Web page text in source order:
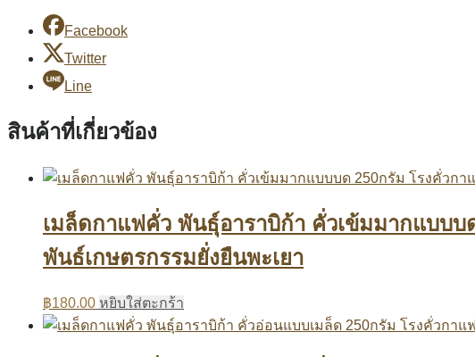
Facebook
Twitter
Line
สินค้าที่เกี่ยวข้อง
เมล็ดกาแฟคั่ว พันธุ์อาราบิก้า คั่วเข้มมากแบบ
พันธ์เกษตรกรรมยั่งยืนพะเยา
฿180.00 หยิบใส่ตะกร้า